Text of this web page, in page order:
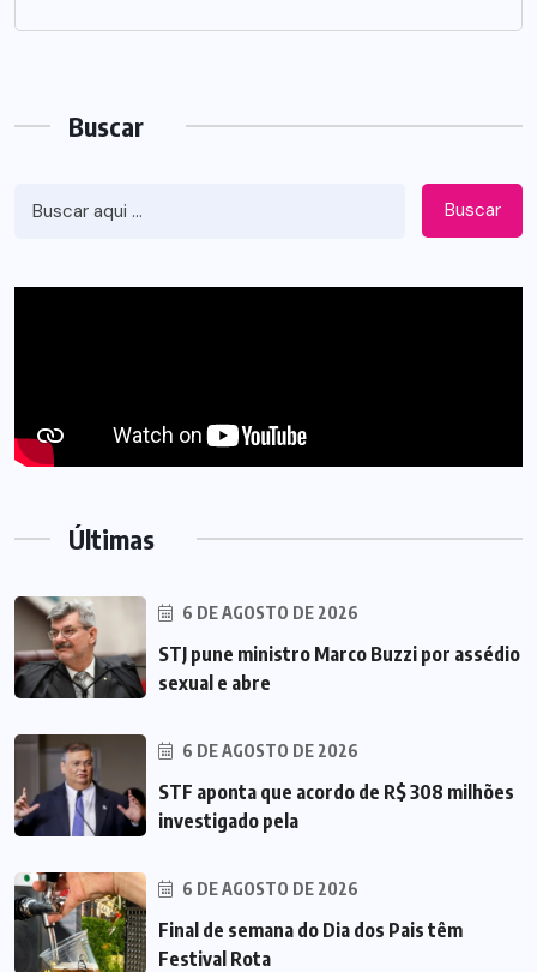
Buscar
Buscar
Últimas
6 DE AGOSTO DE 2026
STJ pune ministro Marco Buzzi por assédio
sexual e abre
6 DE AGOSTO DE 2026
STF aponta que acordo de R$ 308 milhões
investigado pela
6 DE AGOSTO DE 2026
Final de semana do Dia dos Pais têm
Festival Rota